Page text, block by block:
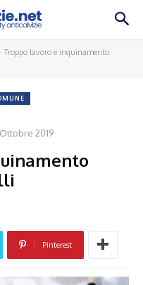
Troppo lavoro e inquinamento
Ottobre 2019
Pinterest